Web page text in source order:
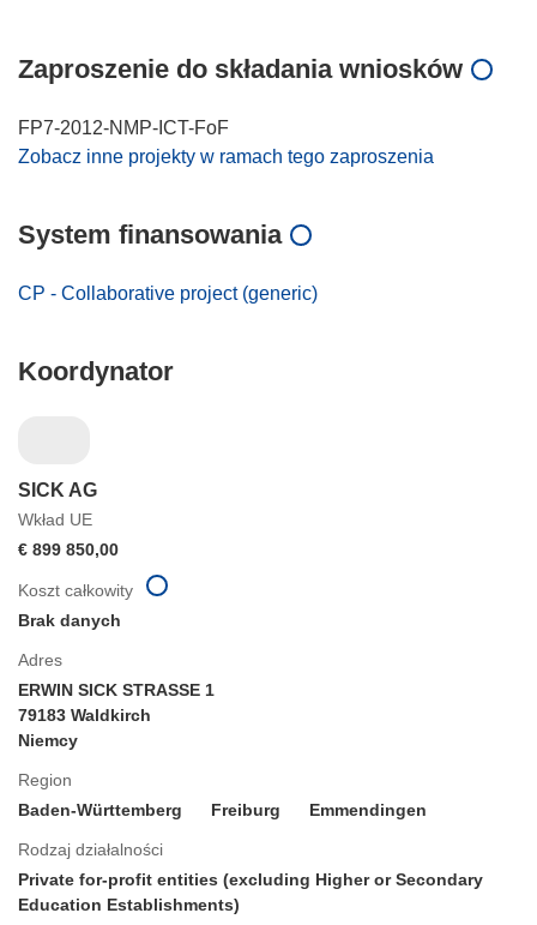
Zaproszenie do składania wniosków
FP7-2012-NMP-ICT-FoF
Zobacz inne projekty w ramach tego zaproszenia
System finansowania
CP - Collaborative project (generic)
Koordynator
SICK AG
Wkład UE
€ 899 850,00
Adres
ERWIN SICK STRASSE 1
79183 Waldkirch
Niemcy
Region
Baden-Württemberg
Freiburg Emmendingen
Rodzaj działalności
Private for-profit entities (excluding Higher or Secondary
Education Establishments)
Koszt całkowity
Brak danych